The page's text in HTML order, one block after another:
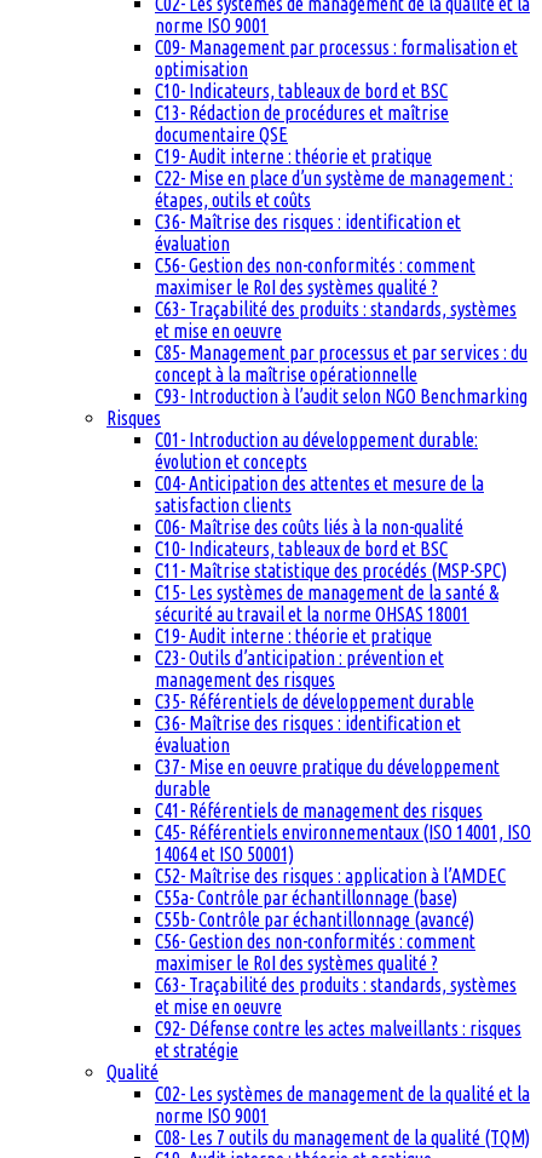
norme ISO 9001
C09- Management par processus : formalisation et
optimisation
C10- Indicateurs, tableaux de bord et BSC
C13- Rédaction de procédures et maîtrise
documentaire QSE
C19- Audit interne : théorie et pratique
C22- Mise en place d’un système de management :
étapes, outils et coûts
C36- Maîtrise des risques : identification et
évaluation
C56- Gestion des non-conformités : comment
maximiser le RoI des systèmes qualité ?
C63- Traçabilité des produits : standards, systèmes
et mise en oeuvre
C85- Management par processus et par services : du
concept à la maîtrise opérationnelle
C93- Introduction à l’audit selon NGO Benchmarking
Risques
C01- Introduction au développement durable:
évolution et concepts
C04- Anticipation des attentes et mesure de la
satisfaction clients
C06- Maîtrise des coûts liés à la non-qualité
C10- Indicateurs, tableaux de bord et BSC
C11- Maîtrise statistique des procédés (MSP-SPC)
C15- Les systèmes de management de la santé &
sécurité au travail et la norme OHSAS 18001
C19- Audit interne : théorie et pratique
C23- Outils d’anticipation : prévention et
management des risques
C35- Référentiels de développement durable
C36- Maîtrise des risques : identification et
évaluation
C37- Mise en oeuvre pratique du développement
durable
C41- Référentiels de management des risques
C45- Référentiels environnementaux (ISO 14001, ISO
14064 et ISO 50001)
C52- Maîtrise des risques : application à l’AMDEC
C55a- Contrôle par échantillonnage (base)
C55b- Contrôle par échantillonnage (avancé)
C56- Gestion des non-conformités : comment
maximiser le RoI des systèmes qualité ?
C63- Traçabilité des produits : standards, systèmes
et mise en oeuvre
C92- Défense contre les actes malveillants : risques
et stratégie
Qualité
C02- Les systèmes de management de la qualité et la
norme ISO 9001
C08- Les 7 outils du management de la qualité (TQM)